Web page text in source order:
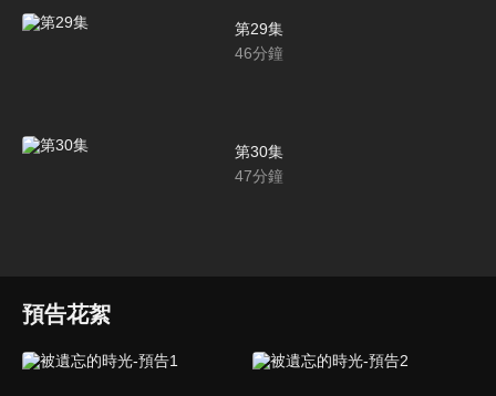
第29集
46分鐘
第30集
47分鐘
預告花絮